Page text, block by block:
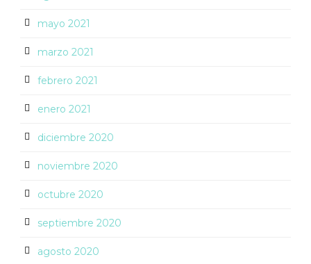
mayo 2021
marzo 2021
febrero 2021
enero 2021
diciembre 2020
noviembre 2020
octubre 2020
septiembre 2020
agosto 2020